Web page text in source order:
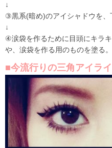
↓
③黒系(暗め)のアイシャドウを、
↓
④涙袋を作るために目頭にキラ
や、涙袋を作る用のものを塗る
■今流行りの三角アイラ